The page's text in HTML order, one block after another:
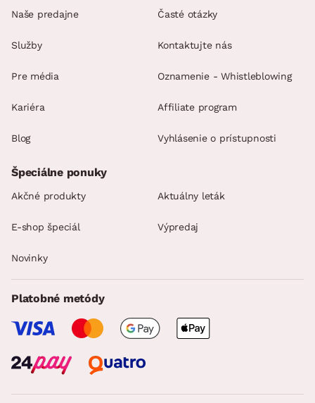
Naše predajne
Služby
Pre média
Kariéra
Blog
Časté otázky
Kontaktujte nás
Oznamenie - Whistleblowing
Affiliate program
Vyhlásenie o prístupnosti
Špeciálne ponuky
Akčné produkty Aktuálny leták
E-shop špeciál Výpredaj
Novinky
Platobné metódy